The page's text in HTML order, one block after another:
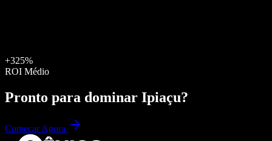
+325%
ROI Médio
Pronto para dominar Ipiaçu?
Começar Agora